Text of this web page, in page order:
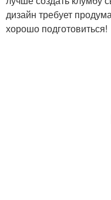
Клумба из
досок
дизайн требует
хорошо подготовиться!